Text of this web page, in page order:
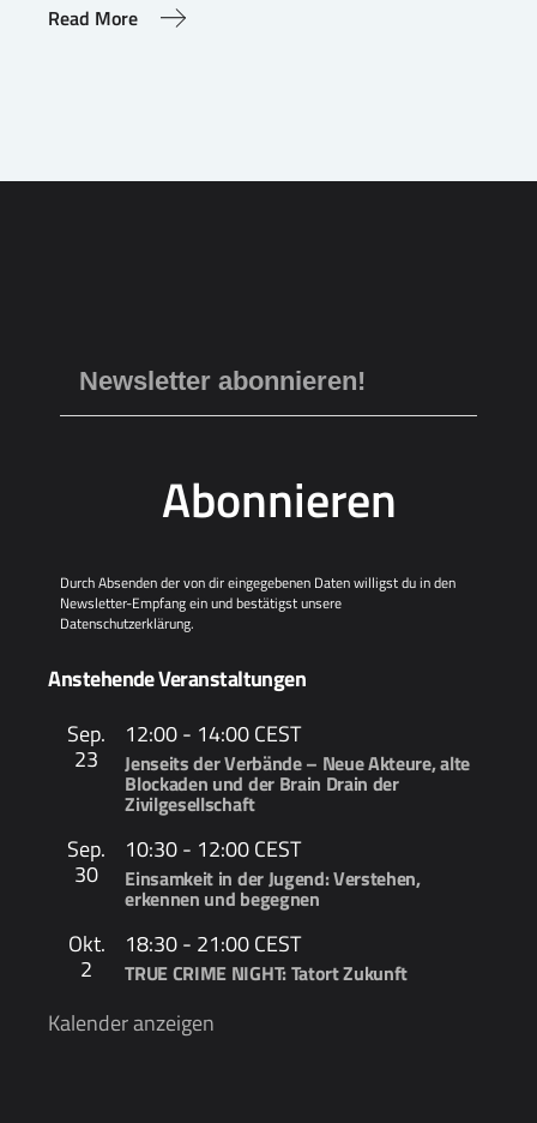
Read More
Abonnieren
Durch Absenden der von dir eingegebenen Daten willigst du in den
Newsletter-Empfang ein und bestätigst unsere
Datenschutzerklärung.
Anstehende Veranstaltungen
Sep.
23
12:00- 14:00CEST
Jenseits der Verbände – Neue Akteure, alte
Blockaden und der Brain Drain der
Zivilgesellschaft
Sep.
30
10:30- 12:00CEST
Einsamkeit in der Jugend: Verstehen,
erkennen und begegnen
Okt.
2
18:30- 21:00CEST
TRUE CRIME NIGHT: Tatort Zukunft
Kalender anzeigen